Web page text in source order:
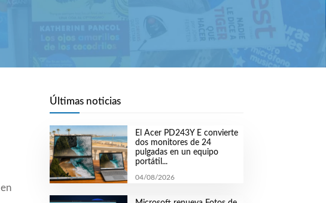
Últimas noticias
El Acer PD243Y E convierte
dos monitores de 24
pulgadas en un equipo
portátil...
04/08/2026